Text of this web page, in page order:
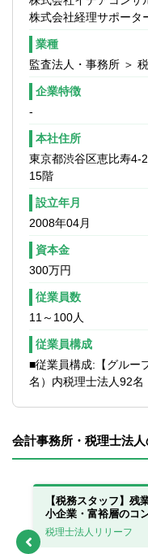
株式会社経理サポータ
業種
監査法人・事務所 ＞
企業特徴
-
本社住所
東京都渋谷区恵比寿4-
15階
設立年月
2008年04月
資本金
300万円
従業員数
11～100人
従業員構成
■従業員構成:【グル
名）内税理士法人92名
会計事務所・税理士法人
【税務スタッフ】残
小企業・富裕層のコ
税理士法人リリーフ